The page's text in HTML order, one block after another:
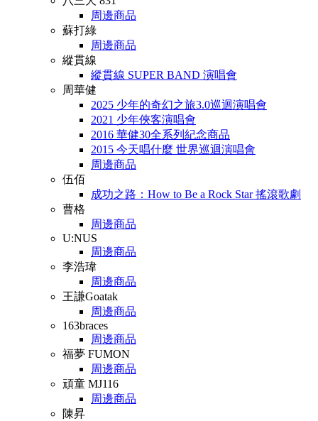
周邊商品
蘇打綠
周邊商品
縱貫線
縱貫線 SUPER BAND 演唱會
周華健
2025 少年的奇幻之旅3.0巡迴演唱會
2021 少年俠客演唱會
2016 華健30全系列紀念商品
2015 今天唱什麼 世界巡迴演唱會
周邊商品
伍佰
成功之路：How to Be a Rock Star 搖滾歌劇
曹格
周邊商品
U:NUS
周邊商品
李浩瑋
周邊商品
王謙Goatak
周邊商品
163braces
周邊商品
福夢 FUMON
周邊商品
頑童 MJ116
周邊商品
陳昇